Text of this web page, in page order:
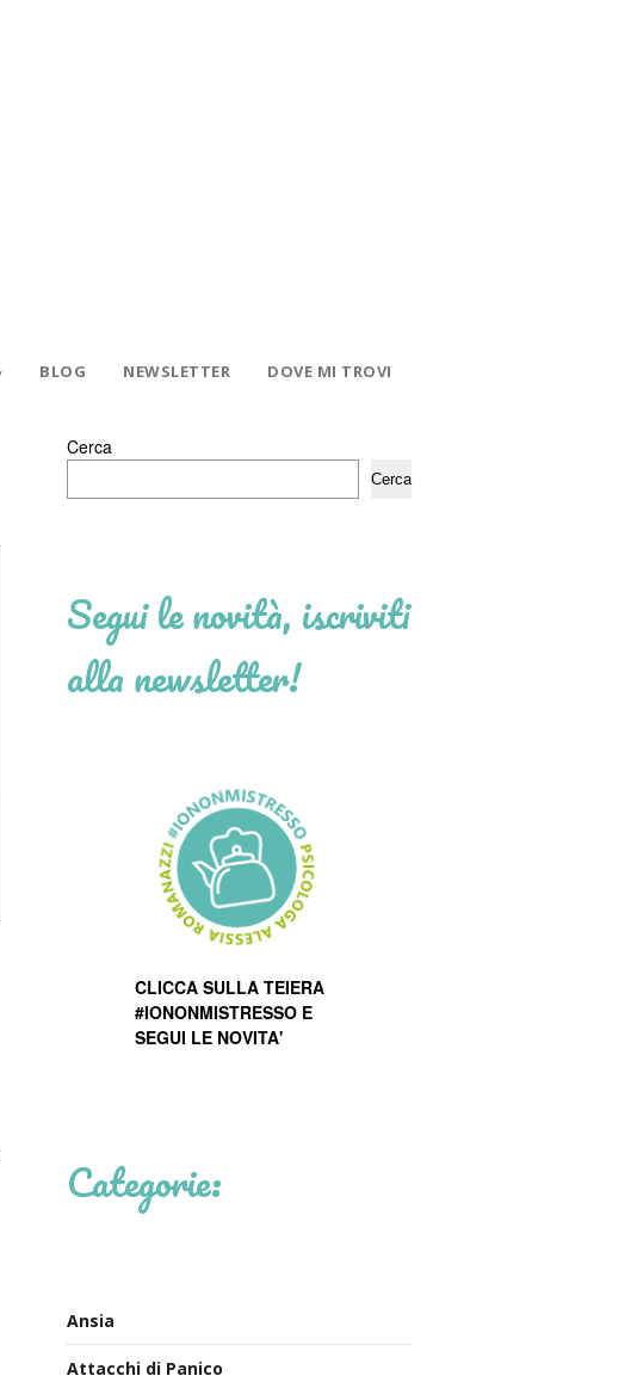
BLOG NEWSLETTER DOVE MI TROVI
Cerca
Cerca
Segui le novità, iscriviti
alla newsletter!
CLICCA SULLA TEIERA
#IONONMISTRESSO E
SEGUI LE NOVITA'
Categorie:
Ansia
Attacchi di Panico